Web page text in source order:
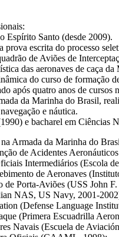
Espírito Santo (desde 2009).
escrita do processo
de Aviões de
das aeronaves de caça
do curso de formação
após quatro anos de
da Marinha do Brasil,
e náutica.
e bacharel em Ciências
Armada da Marinha do
de Acidentes
Intermediários (Escola
de Aeronaves
de Porta-Aviões (USS John
NAS, US Navy, 2001-
(Defense Language
(Primera Escuadrilla
Navais (Escuela de